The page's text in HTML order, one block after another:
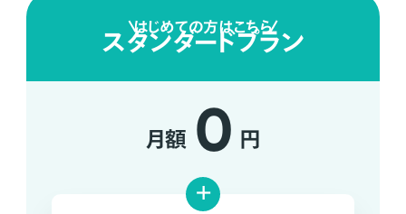
はじめての方はこちら
スタンダードプラン
月額 0 円
+